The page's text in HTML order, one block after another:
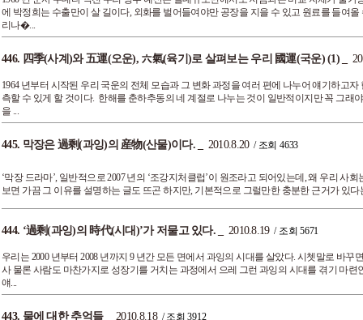
에 박정희는 수출만이 살 길이다, 외화를 벌어들여야만 공장을 지을 수 있고 원료를 들여
리나�...
446. 四季(사계)와 五運(오운), 六氣(육기)로 살펴보는 우리 國運(국운) (1)
1964 년부터 시작된 우리 국운의 전체 모습과 그 변화 과정을 여러 편에 나누어 얘기하고
측할 수 있게 할 것이다. 한해를 춘하추동의 네 계절로 나누는 것이 일반적이지만 꼭 그래
을 ...
445. 막장은 過剩(과잉)의 産物(산물)이다._ 2010.8.20 / 조회 4633
‘막장 드라마’, 일반적으로 2007 년의 ‘조강지처클럽’이 원조라고 되어있는데, 왜 우리
보면 가끔 그 이유를 설명하는 글도 뜨곤 하지만, 기본적으로 그럴만한 충분한 근거가 있
444. ‘過剩(과잉)의 時代(시대)’가 저물고 있다. 2010.8.19 / 조회 5671
우리는 2000 년부터 2008 년까지 9 년간 모든 면에서 과잉의 시대를 살았다. 시쳇말로 바
사 물론 사람도 마찬가지로 성장기를 거치는 과정에서 으레 그런 과잉의 시대를 겪기 마
얘...
443. 물에 대한 추억들_ 2010.8.18 / 조회 3912